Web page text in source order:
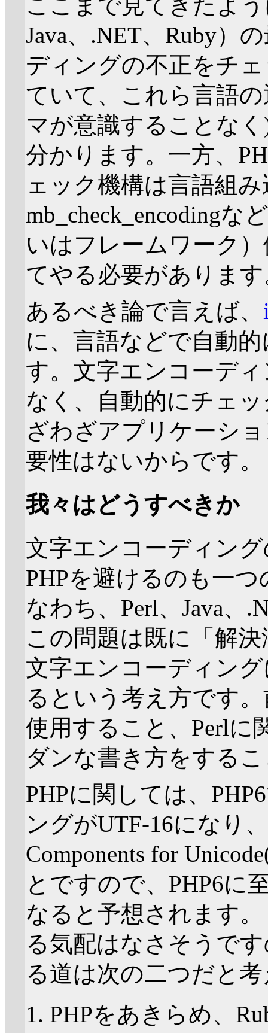
Java、.NET、Ruby）
ディングの不正をチ
ていて、これら言語
マが意識することな
分かります。一方、
ェック機構は言語組
mb_check_encoding
いはフレームワーク
てやる必要がありま
あるべき論で言えば、
に、言語などで自動
す。文字エンコーデ
なく、自動的にチェ
ざわざアプリケーシ
要性はないからです。
我々はどうすべきか
文字エンコーディン
PHPを避けるのも一
なわち、Perl、Java、
この問題は既に「解
文字エンコーディン
るという考え方です
使用すること、Perlに
ダンな書き方をする
PHPに関しては、
ングがUTF-16になり
Components for
とですので、PHP6に
なると予想されます
る気配はなさそうで
る道は次の二つだと
PHPをあきらめ、